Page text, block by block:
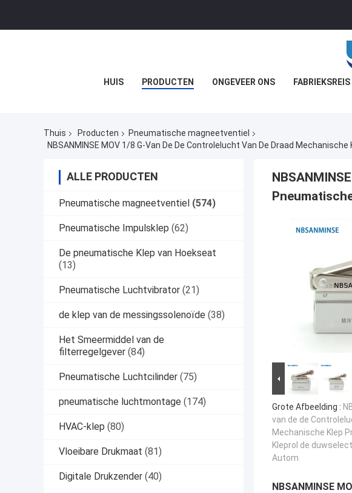
HUIS PRODUCTEN ONGEVEER ONS FABRIEKSREIS
Thuis Producten
Pneumatische magneetventiel
ALLE PRODUCTEN
Pneumatische magneetventiel (574)
Pneumatische Impulsklep (62)
De pneumatische Klep van Hoekseat
(13)
Pneumatische Luchtvibrator (21)
de klep van de messingssolenoïde (38)
Het Smeermiddel van de
filterregelgever (84)
Pneumatische Luchtcilinder (75)
pneumatische luchtmontage (174)
HVAC-klep (80)
Vloeibare Drukmaat (81)
Digitale Drukzender (40)
Grote Afbeelding :
van de de
Mechanische Klep
Kleprol de
Autom
NBSANMINSE